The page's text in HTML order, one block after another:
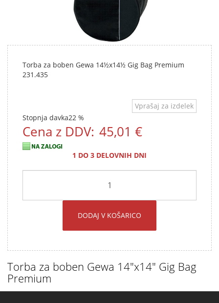
Torba za boben Gewa 14½x14½ Gig Bag Premium
231.435
Vprašaj za izdelek
Stopnja davka22 %
Cena z DDV: 45,01 €
1 DO 3 DELOVNIH DNI
DODAJ V KOŠARICO
Torba za boben Gewa 14"x14" Gig Bag
Premium